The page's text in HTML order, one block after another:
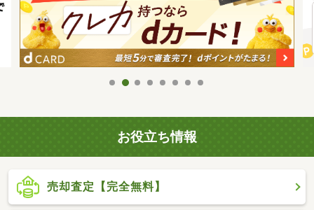
お役立ち情報
売却査定【完全無料】